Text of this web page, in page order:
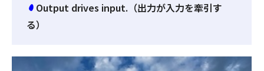
Output drives input.（出力が入力を牽引す
る）